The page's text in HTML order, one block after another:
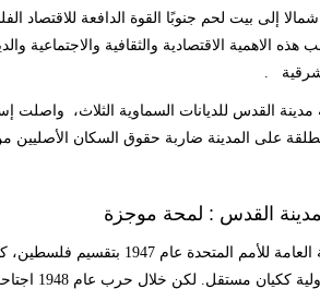
شمالا إلى بيت لحم جنوبًا القوة الدافعة
هذه الاهمية الاقتصادية والثقافية
.
على المدينة ضاربة حقوق السكان
لمدينة القدس : لمحة موجزة
عندما أوصت الجمعية
حرب عام 1948 اجتاحت إسرائيل ذلك الكيان المستقل واحتلت 85 بالمائة من مساحة اراضيه